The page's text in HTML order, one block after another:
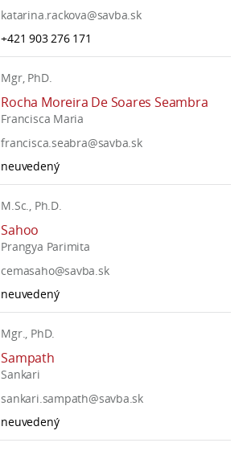
katarina.rackova@savba.sk
+421 903 276 171
Mgr, PhD.
Rocha Moreira De Soares Seambra
Francisca Maria
francisca.seabra@savba.sk
neuvedený
M.Sc., Ph.D.
Sahoo
Prangya Parimita
cemasaho@savba.sk
neuvedený
Mgr., PhD.
Sampath
Sankari
sankari.sampath@savba.sk
neuvedený